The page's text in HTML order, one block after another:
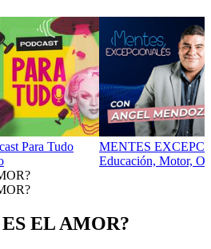
Para Tudo
MENTES
Educación, Motor,
EL AMOR?